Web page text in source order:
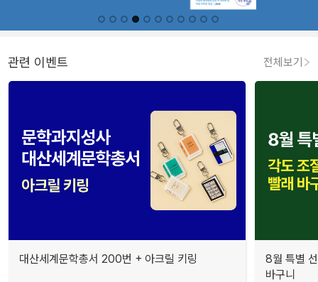
관련 이벤트 전체보기
대산세계문학총서 200번 + 아크릴 키링
8월 특별
바구니